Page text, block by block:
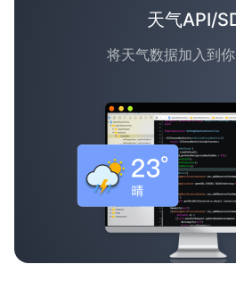
天气API/
将天气数据加入到